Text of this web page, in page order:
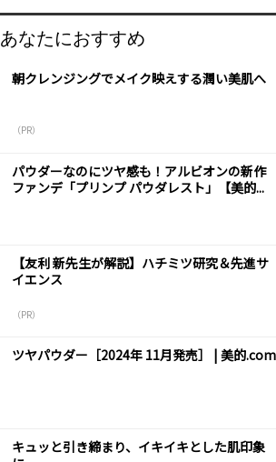
あなたにおすすめ
朝クレンジングでメイク映えする潤い美肌へ
（PR）
パウダーなのにツヤ感も！アルビオンの新作
ファンデ「プリンプ パウダレスト」【美的...
【友利 新先生が解説】ハチミツ研究＆先進サ
イエンス
（PR）
ツヤパウダー［2024年 11月発売］ | 美的.com
キュッと引き締まり、イキイキとした肌印象